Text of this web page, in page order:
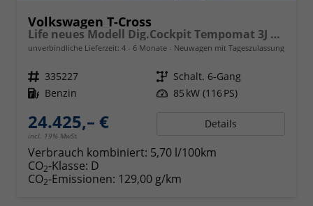
Volkswagen T-Cross
Life neues Modell Dig.Cockpit Tempomat 3J Garantie
unverbindliche Lieferzeit: 4 - 6 Monate Neuwagen mit Tageszulassung
Fahrzeugnr. 335227 Getriebe Schalt. 6-Gang
Kraftstoff Benzin Leistung 85 kW (116 PS)
24.425,– €
incl. 19% MwSt.
Details
Verbrauch kombiniert: 5,70 l/100km
CO2-Klasse: D
CO2-Emissionen: 129,00 g/km